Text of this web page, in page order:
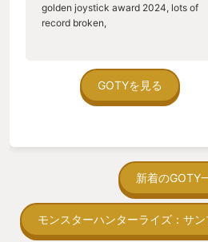
golden joystick award 2024, lots of
record broken,
GOTYを見る
新着のGOTY
モンスターハンターライズ：サ